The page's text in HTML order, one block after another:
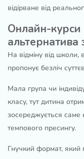
відірване від
Онлайн-курси
альтернатива
На відміну від
пропонує безліч
Мала група чи
класу, тут дитина
зосереджується саме
темпового пресингу.
Гнучкий формат, який